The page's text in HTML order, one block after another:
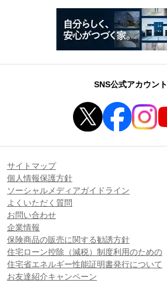
SNS公式アカウント
サイトマップ
個人情報保護方針
ソーシャルメディアガイドライン
よくいただく質問
お問い合わせ
企業情報
保険商品の販売に関する勧誘方針
住宅ローン控除（減税）制度利用のための
住宅省エネルギー性能証明書発行について
お友達紹介キャンペーン